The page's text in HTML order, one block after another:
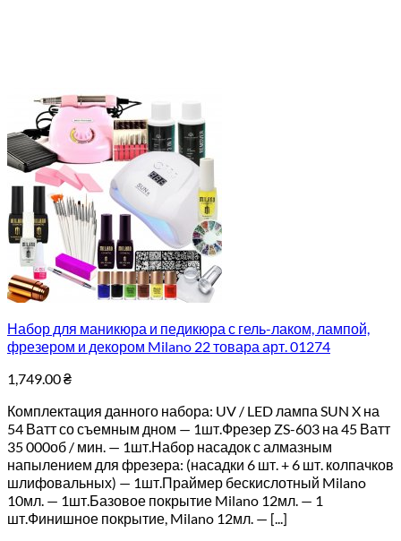
Набор для маникюра и педикюра с гель-лаком, лампой,
фрезером и декором Milano 22 товара арт. 01274
1,749.00₴
Комплектация данного набора: UV / LED лампа SUN X на
54 Ватт со съемным дном — 1шт.Фрезер ZS-603 на 45 Ватт
35 000об / мин. — 1шт.Набор насадок с алмазным
напылением для фрезера: (насадки 6 шт. + 6 шт. колпачков
шлифовальных) — 1шт.Праймер бескислотный Milano
10мл. — 1шт.Базовое покрытие Milano 12мл. — 1
шт.Финишное покрытие, Milano 12мл. — [...]